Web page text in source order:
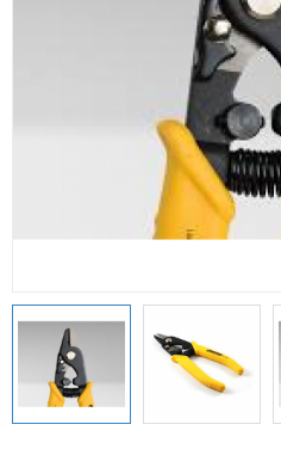
MEDİA CONVERTER
ETHERNET SWİTCH
İKİNCİ EL ÜRÜNLER
Karşılaştırma
Alışveriş Listem